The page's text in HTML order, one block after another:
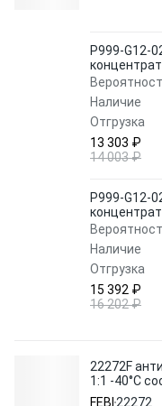
P999-G12-
Наличие
Отгрузка
13 303 ₽
14 003 ₽
P999-G12-
Наличие
Отгрузка
15 392 ₽
16 202 ₽
22272F
1:1 -40°C
FEBI 22272